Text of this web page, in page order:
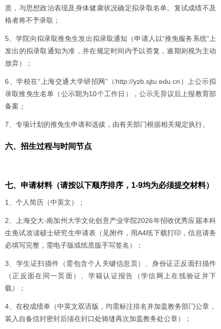
质，与思想政治表现及身体健康状况确定拟录取名单。复试成绩不及
格者将不予录取；
5、学院向拟录取推免生发出拟录取通知（申请人以“推免服务系统”上
发出的拟录取通知为准，并在规定时间内予以答复，逾期则视为主动
放弃）；
6、学校在“上海交通大学研招网”（http://yzb.sjtu.edu.cn）上公示拟
录取推免生名单（公示期为10个工作日），公示无异议后上报教育部
备案；
7、专项计划的推免生申请和选拔，由有关部门根据相关规定执行。
六、招生过程与时间节点
七、申请材料（请按以下顺序排序，1-9均为必须提交材料）
1、个人简历（中英文）；
2、上海交大-南加州大学文化创意产业学院2026年招收优秀应届本科
生免试攻读硕士研究生申请表（见附件，用A4纸下载打印，信息请务
必填写完整，需电子版或纸质版手写签名）；
3、学生证扫描件（需包含个人关键信息页）、身份证正反面扫描件
（正反面在同一页面）、学籍认证报告（学信网上在线验证并下
载）；
4、在校成绩单（中英文双语版，均需标注排名并加盖教务部门公章，
装入自备信封密封后须在封口处骑缝再次加盖教务处公章）；